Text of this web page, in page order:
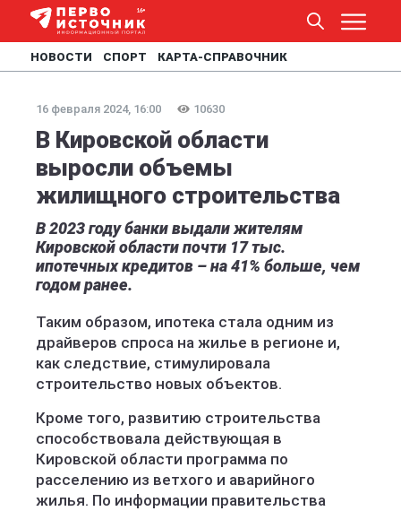
НОВОСТИ СПОРТ КАРТА-СПРАВОЧНИК
16 февраля 2024, 16:00 10630
В Кировcкой области
выросли объемы
жилищного строительства
В 2023 году банки выдали жителям
Кировской области почти 17 тыс.
ипотечных кредитов – на 41% больше, чем
годом ранее.
Таким образом, ипотека стала одним из
драйверов спроса на жилье в регионе и,
как следствие, стимулировала
строительство новых объектов.
Кроме того, развитию строительства
способствовала действующая в
Кировской области программа по
расселению из ветхого и аварийного
жилья. По информации правительства